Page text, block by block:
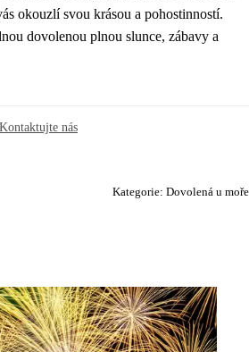
okouzlí svou krásou a pohostinností.
dovolenou plnou slunce, zábavy a
Kontaktujte nás
Kategorie: Dovolená u moře